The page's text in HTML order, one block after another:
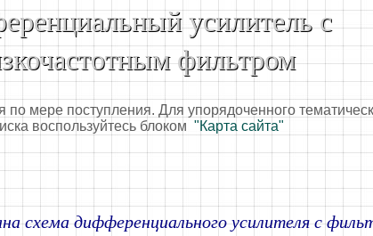
усилитель с
фильтром
по мере поступления. Для упорядоченного
воспользуйтесь блоком "Карта сайта"
схема дифференциального усилителя с